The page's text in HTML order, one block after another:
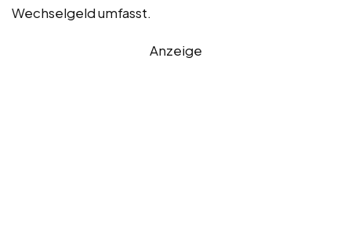
Wechselgeld umfasst.
Anzeige